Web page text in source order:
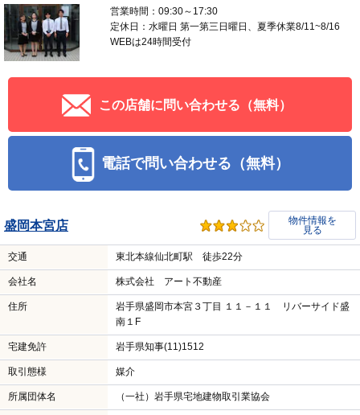
営業時間：09:30～17:30
定休日：水曜日 第一第三日曜日、夏季休業8/11~8/16
WEBは24時間受付
この店舗に問い合わせる（無料）
電話で問い合わせる（無料）
盛岡本宮店
物件情報を
見る
交通 東北本線仙北町駅 徒歩22分
会社名 株式会社 アート不動産
住所
岩手県盛岡市本宮３丁目 １１－１１ リバーサイド盛
南１F
宅建免許 岩手県知事(11)1512
取引態様 媒介
所属団体名 （一社）岩手県宅地建物取引業協会